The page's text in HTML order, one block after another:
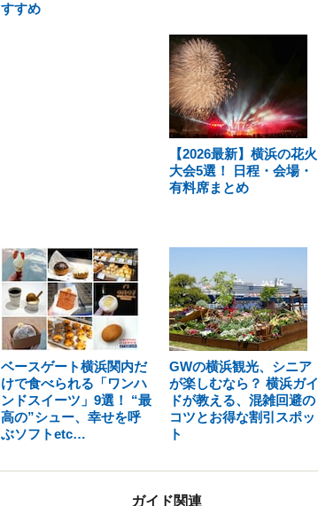
すすめ
【2026最新】横浜の花火
大会5選！ 日程・会場・
有料席まとめ
ベースゲート横浜関内だ
けで食べられる「ワンハ
ンドスイーツ」9選！ “最
高の”シュー、幸せを呼
ぶソフトetc…
GWの横浜観光、シニア
が楽しむなら？ 横浜ガイ
ドが教える、混雑回避の
コツとお得な割引スポッ
ト
ガイド関連